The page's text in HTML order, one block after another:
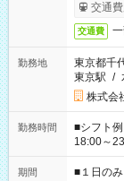
交通
交通費
勤務地
東京都千
東京駅 /
株式会
勤務時間
■シフト
18:00～
etc ★最短で3時間で5,120円のお仕事から 15時間で2万円近く稼
げるお仕事も！ ご希望のお時間に合
期間 ■１日の